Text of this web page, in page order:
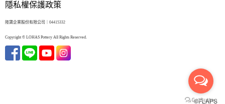
隱私權保護政策
陸寶企業股份有限公司｜04415332
Copyright © LOHAS Pottery All Rights Reserved.
©FLAPS